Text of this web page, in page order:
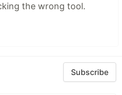
the wrong tool.
Subscribe